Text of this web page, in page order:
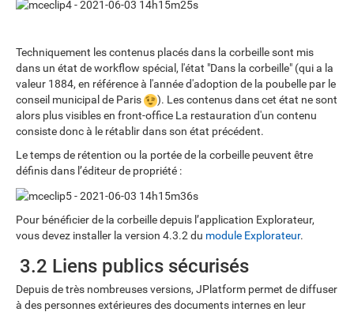
Techniquement les contenus placés dans la corbeille sont mis
dans un état de workflow spécial, l'état "Dans la corbeille" (qui a la
valeur 1884, en référence à l'année d'adoption de la poubelle par le
conseil municipal de Paris
). Les contenus dans cet état ne sont
alors plus visibles en front-office La restauration d'un contenu
consiste donc à le rétablir dans son état précédent.
Le temps de rétention ou la portée de la corbeille peuvent être
définis dans l’éditeur de propriété :
Pour bénéficier de la corbeille depuis l’application Explorateur,
vous devez installer la version 4.3.2 du module Explorateur.
3.2 Liens publics sécurisés
Depuis de très nombreuses versions, JPlatform permet de diffuser
à des personnes extérieures des documents internes en leur